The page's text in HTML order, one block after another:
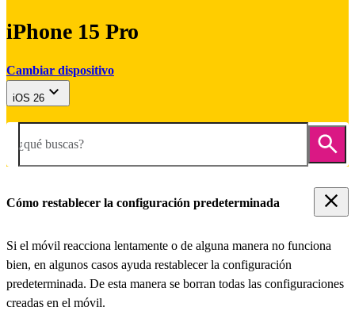
iPhone 15 Pro
Cambiar dispositivo
iOS 26
¿qué buscas?
Cómo restablecer la configuración predeterminada
Si el móvil reacciona lentamente o de alguna manera no funciona
bien, en algunos casos ayuda restablecer la configuración
predeterminada. De esta manera se borran todas las configuraciones
creadas en el móvil.